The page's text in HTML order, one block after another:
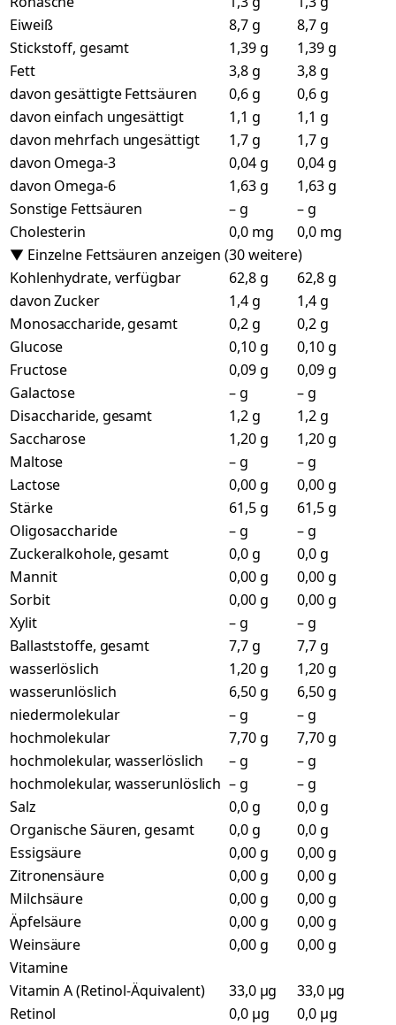
Eiweiß
8,7 g
8,7 g
Stickstoff, gesamt
1,39 g
1,39 g
Fett
3,8 g
3,8 g
davon gesättigte Fettsäuren
0,6 g
0,6 g
davon einfach ungesättigt
1,1 g
1,1 g
davon mehrfach ungesättigt
1,7 g
1,7 g
davon Omega-3
0,04 g
0,04 g
davon Omega-6
1,63 g
1,63 g
Sonstige Fettsäuren
– g
– g
Cholesterin
0,0 mg
0,0 mg
▼ Einzelne Fettsäuren anzeigen (30 weitere)
Kohlenhydrate, verfügbar
62,8 g
62,8 g
davon Zucker
1,4 g
1,4 g
Monosaccharide, gesamt
0,2 g
0,2 g
Glucose
0,10 g
0,10 g
Fructose
0,09 g
0,09 g
Galactose
– g
– g
Disaccharide, gesamt
1,2 g
1,2 g
Saccharose
1,20 g
1,20 g
Maltose
– g
– g
Lactose
0,00 g
0,00 g
Stärke
61,5 g
61,5 g
Oligosaccharide
– g
– g
Zuckeralkohole, gesamt
0,0 g
0,0 g
Mannit
0,00 g
0,00 g
Sorbit
0,00 g
0,00 g
Xylit
– g
– g
Ballaststoffe, gesamt
7,7 g
7,7 g
wasserlöslich
1,20 g
1,20 g
wasserunlöslich
6,50 g
6,50 g
niedermolekular
– g
– g
hochmolekular
7,70 g
7,70 g
hochmolekular, wasserlöslich
– g
– g
hochmolekular, wasserunlöslich – g
– g
Salz
0,0 g
0,0 g
Organische Säuren, gesamt
0,0 g
0,0 g
Essigsäure
0,00 g
0,00 g
Zitronensäure
0,00 g
0,00 g
Milchsäure
0,00 g
0,00 g
Äpfelsäure
0,00 g
0,00 g
Weinsäure
0,00 g
0,00 g
Vitamine
Vitamin A (Retinol-Äquivalent)
33,0 µg
33,0 µg
Retinol
0,0 µg
0,0 µg